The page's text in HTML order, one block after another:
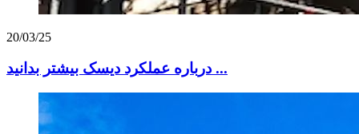
20/03/25
درباره عملکرد دیسک بیشتر بدانید ...